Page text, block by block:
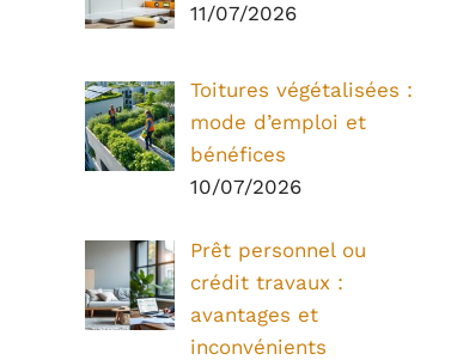
11/07/2026
Toitures végétalisées :
mode d’emploi et
bénéfices
10/07/2026
Prêt personnel ou
crédit travaux :
avantages et
inconvénients